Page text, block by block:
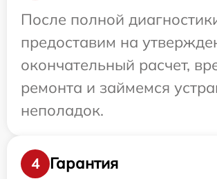
После полной
предоставим на
окончательный расчет,
ремонта и займемся
неполадок.
4
Гарантия